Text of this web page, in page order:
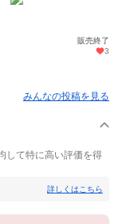
販売終了
3
みんなの投稿を見る
して特に高い評価を得
詳しくはこちら